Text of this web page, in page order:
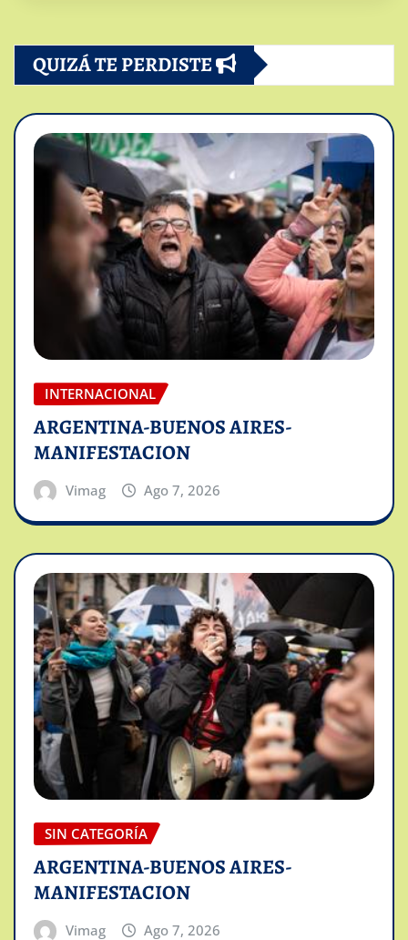
QUIZÁ TE PERDISTE
INTERNACIONAL
ARGENTINA-BUENOS AIRES-
MANIFESTACION
Vimag Ago 7, 2026
SIN CATEGORÍA
ARGENTINA-BUENOS AIRES-
MANIFESTACION
Vimag Ago 7, 2026